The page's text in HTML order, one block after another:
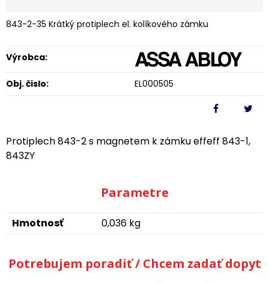
843-2-35 Krátký protiplech el. kolíkového zámku
Výrobca:
Obj. čislo: EL000505
Protiplech 843-2 s magnetem k zámku effeff 843-1,
843ZY
Parametre
Hmotnosť 0,036 kg
Potrebujem poradiť / Chcem zadať dopyt